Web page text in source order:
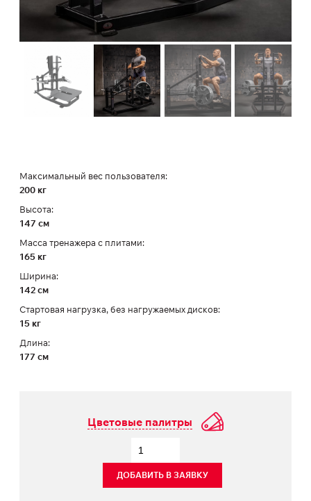
Максимальный вес пользователя:
200 кг
Высота:
147 см
Масса тренажера с плитами:
165 кг
Ширина:
142 см
Стартовая нагрузка, без нагружаемых дисков:
15 кг
Длина:
177 см
Цветовые палитры
ДОБАВИТЬ В ЗАЯВКУ